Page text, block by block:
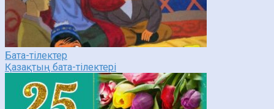
Бата-тілектер
Қазақтың бата-тілектері